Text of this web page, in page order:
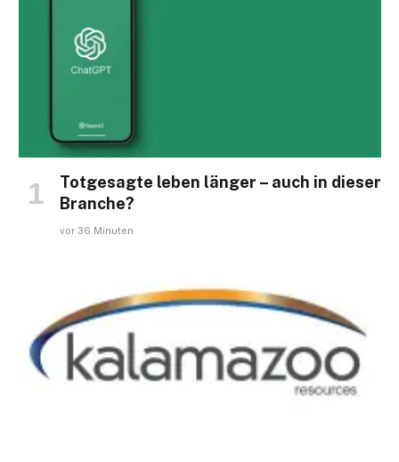
Totgesagte leben länger – auch in dieser
Branche?
vor 36 Minuten